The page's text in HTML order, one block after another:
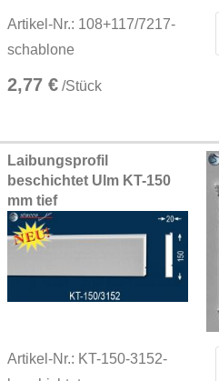
Artikel-Nr.: 108+117/7217-
schablone
2,77 € /Stück
Laibungsprofil
beschichtet Ulm KT-150
mm tief
Artikel-Nr.: KT-150-3152-